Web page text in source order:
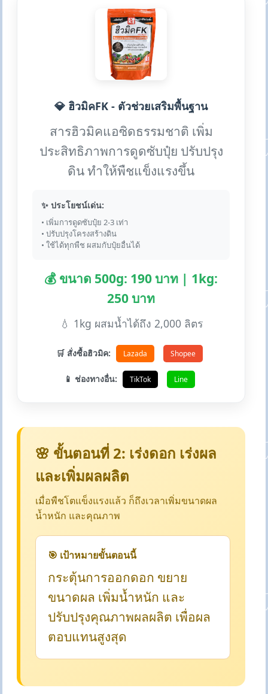
💎 ฮิวมิคFK - ตัวช่วยเสริมพื้นฐาน
สารฮิวมิคแอซิดธรรมชาติ เพิ่ม
ประสิทธิภาพการดูดซับปุ๋ย ปรับปรุง
ดิน ทำให้พืชแข็งแรงขึ้น
✨ ประโยชน์เด่น:
• เพิ่มการดูดซับปุ๋ย 2-3 เท่า
• ปรับปรุงโครงสร้างดิน
• ใช้ได้ทุกพืช ผสมกับปุ๋ยอื่นได้
💰 ขนาด 500g: 190 บาท | 1kg:
250 บาท
💧 1kg ผสมน้ำได้ถึง 2,000 ลิตร
🛒 สั่งซื้อฮิวมิค: Lazada Shopee
📱 ช่องทางอื่น: TikTok Line
🌸 ขั้นตอนที่ 2: เร่งดอก เร่งผล
และเพิ่มผลผลิต
เมื่อพืชโตแข็งแรงแล้ว ก็ถึงเวลาเพิ่มขนาดผล
น้ำหนัก และคุณภาพ
🎯 เป้าหมายขั้นตอนนี้
กระตุ้นการออกดอก ขยาย
ขนาดผล เพิ่มน้ำหนัก และ
ปรับปรุงคุณภาพผลผลิต เพื่อผล
ตอบแทนสูงสุด